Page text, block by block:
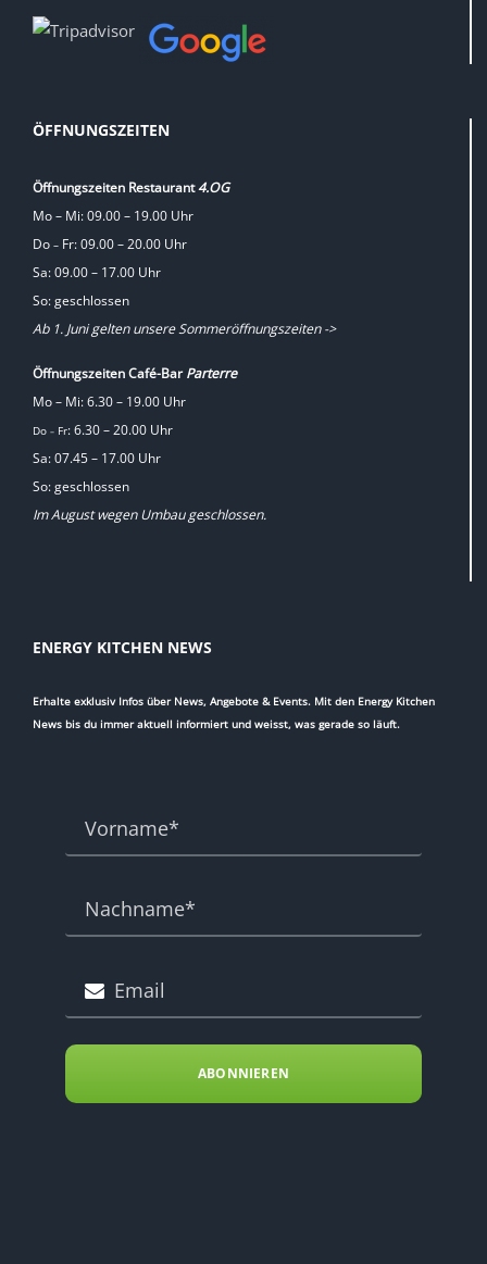
ÖFFNUNGSZEITEN
Öffnungszeiten Restaurant4.OG
Mo – Mi: 09.00 – 19.00 Uhr
Do – Fr: 09.00 – 20.00 Uhr
Sa: 09.00 – 17.00 Uhr
So: geschlossen
Ab 1. Juni gelten unsere Sommeröffnungszeiten ->
Öffnungszeiten Café-BarParterre
Mo – Mi: 6.30 – 19.00 Uhr
Do – Fr: 6.30 – 20.00 Uhr
Sa: 07.45 – 17.00 Uhr
So: geschlossen
Im August wegen Umbau geschlossen.
ENERGY KITCHEN NEWS
Erhalte exklusiv Infos über News, Angebote & Events. Mit den Energy Kitchen
News bis du immer aktuell informiert und weisst, was gerade so läuft.
ABONNIEREN